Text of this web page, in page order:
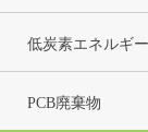
低炭素エネルギ
PCB廃棄物